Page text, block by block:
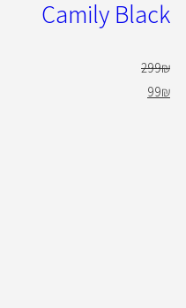
Camily Black
299₪
99₪